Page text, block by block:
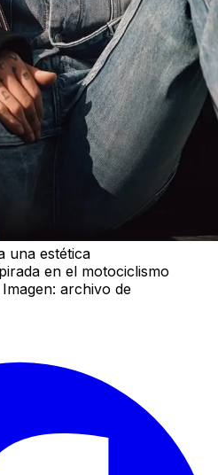
una estética
en el motociclismo
archivo de